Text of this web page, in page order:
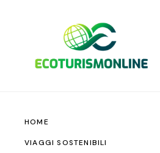
HOME
VIAGGI SOSTENIBILI